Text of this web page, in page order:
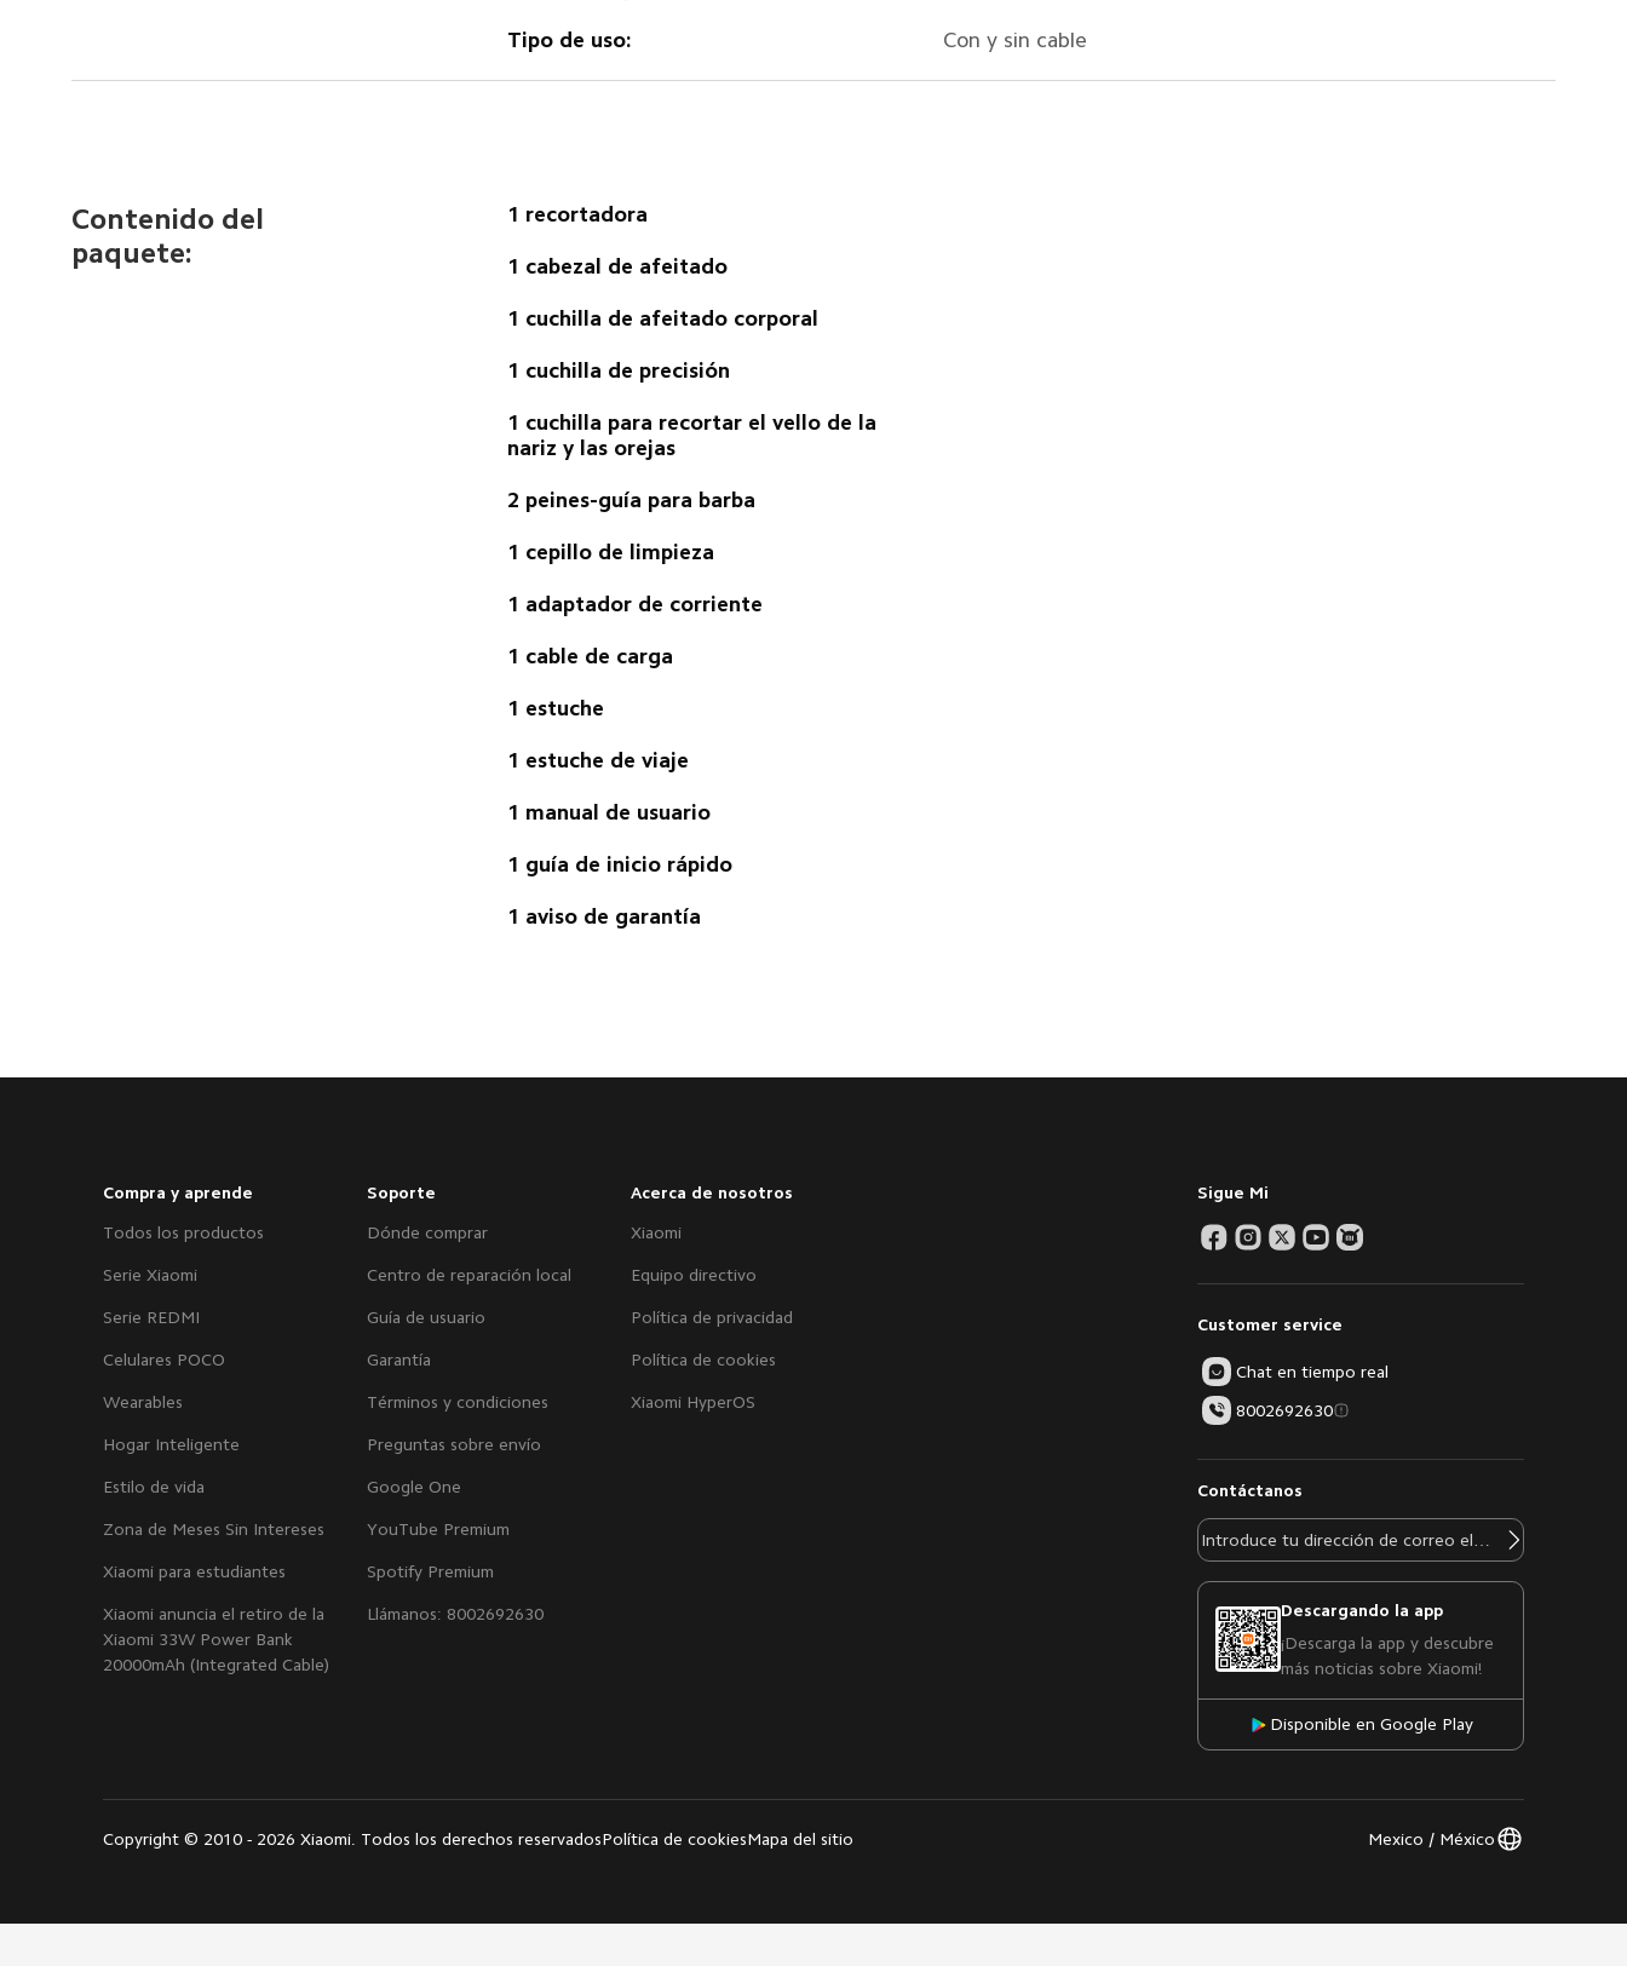
Tipo de uso: Con y sin cable
Contenido del
paquete:
1 recortadora
1 cabezal de afeitado
1 cuchilla de afeitado corporal
1 cuchilla de precisión
1 cuchilla para recortar el vello de la
nariz y las orejas
2 peines-guía para barba
1 cepillo de limpieza
1 adaptador de corriente
1 cable de carga
1 estuche
1 estuche de viaje
1 manual de usuario
1 guía de inicio rápido
1 aviso de garantía
Compra y aprende
Todos los productos
Serie Xiaomi
Serie REDMI
Celulares POCO
Wearables
Hogar Inteligente
Estilo de vida
Zona de Meses Sin Intereses
Xiaomi para estudiantes
Xiaomi anuncia el retiro de la
Xiaomi 33W Power Bank
20000mAh (Integrated Cable)
Soporte
Dónde comprar
Centro de reparación local
Guía de usuario
Garantía
Términos y condiciones
Preguntas sobre envío
Google One
YouTube Premium
Spotify Premium
Llámanos: 8002692630
Acerca de nosotros
Xiaomi
Equipo directivo
Política de privacidad
Política de cookies
Xiaomi HyperOS
Sigue Mi
Customer service
Chat en tiempo real
8002692630
Contáctanos
Descargando la app
¡Descarga la app y descubre
más noticias sobre Xiaomi!
Disponible en Google Play
Copyright © 2010 - 2026 Xiaomi. Todos los derechos reservadosPolítica de cookiesMapa del sitio Mexico / México